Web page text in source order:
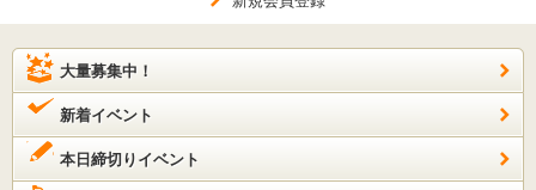
大量募集中！
新着イベント
本日締切りイベント